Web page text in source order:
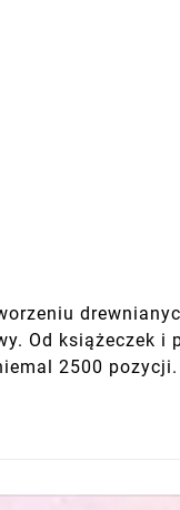
Od książeczek i
2500 pozycji.